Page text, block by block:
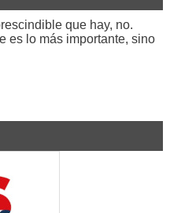
que hay, no.
es lo más importante, sino